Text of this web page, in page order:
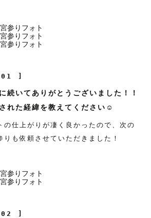
]
続いてありがとうございました！！
れた経緯を教えてください☺️
の仕上がりが凄く良かったので、次の
りも依頼させていただきました！
]